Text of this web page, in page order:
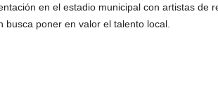
en el estadio municipal con artistas de
busca poner en valor el talento local.